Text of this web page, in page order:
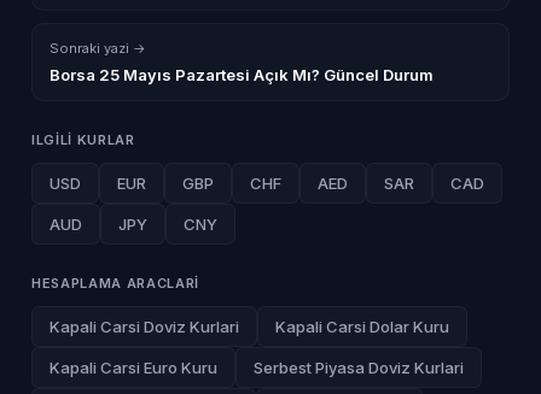
Sonraki yazi →
Borsa 25 Mayıs Pazartesi Açık Mı? Güncel Durum
ILGILI KURLAR
USD EUR GBP CHF AED SAR CAD
AUD JPY CNY
HESAPLAMA ARACLARI
Kapali Carsi Doviz Kurlari Kapali Carsi Dolar Kuru
Kapali Carsi Euro Kuru Serbest Piyasa Doviz Kurlari